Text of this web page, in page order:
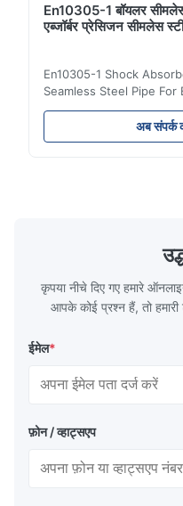
En10305-1 बॉयलर
एब्जॉर्बर प्रेसिजन सीमलेस
En10305-1 Shock
Seamless Steel Pipe For
Tube Seamless
used in hydraulic
precision machinery
14m,5.8m,6m,10m-
customer's actual
अब संपर्क
कृपया नीचे दिए गए हमारे
आपके कोई प्रश्न हैं, तो
ईमेल*
फ़ोन / व्हाट्सएप